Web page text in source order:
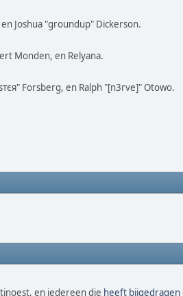
Joshua "groundup" Dickerson.
Monden, en Relyana.
Forsberg, en Ralph "[n3rve]" Otowo.
en iedereen die heeft bijgedragen